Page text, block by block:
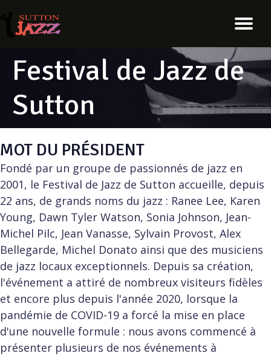
Festival de Jazz de
Sutton
MOT DU PRÉSIDENT
Fondé par un groupe de passionnés de jazz en
2001, le Festival de Jazz de Sutton accueille, depuis
22 ans, de grands noms du jazz : Ranee Lee, Karen
Young, Dawn Tyler Watson, Sonia Johnson, Jean-
Michel Pilc, Jean Vanasse, Sylvain Provost, Alex
Bellegarde, Michel Donato ainsi que des musiciens
de jazz locaux exceptionnels. Depuis sa création,
l'événement a attiré de nombreux visiteurs fidèles
et encore plus depuis l'année 2020, lorsque la
pandémie de COVID-19 a forcé la mise en place
d'une nouvelle formule : nous avons commencé à
présenter plusieurs de nos événements à